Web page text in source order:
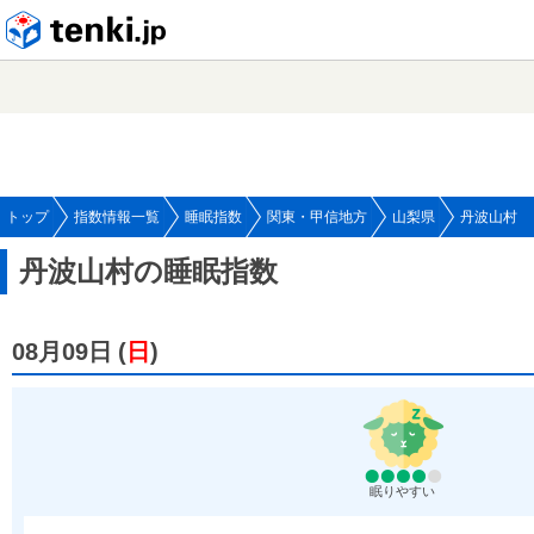
トップ 指数情報一覧 睡眠指数 関東・甲信地方 山梨県 丹波山村
丹波山村の睡眠指数
08月09日 ( 日 )
眠りやすい